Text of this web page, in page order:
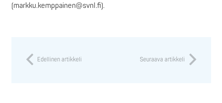
(markku.kemppainen@svnl.fi).
Edellinen artikkeli Seuraava artikkeli